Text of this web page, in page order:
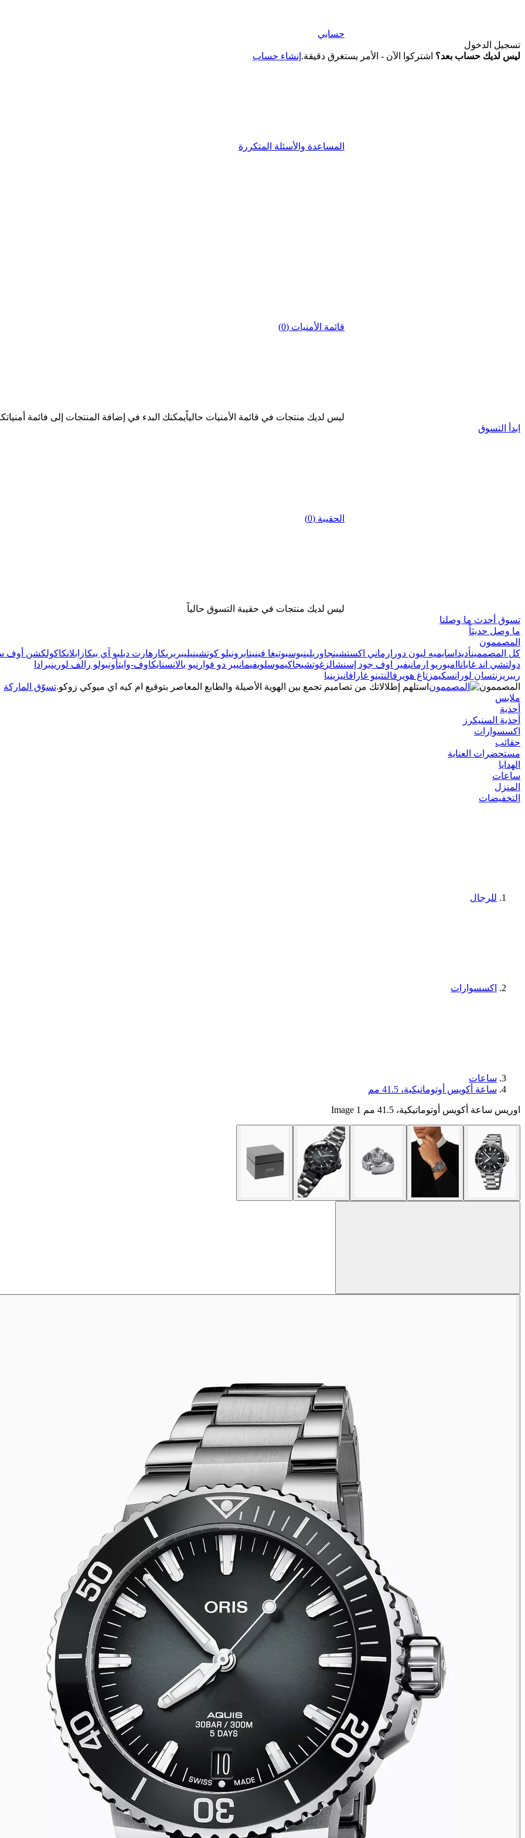
حسابي
تسجيل الدخول
ليس لديك حساب بعد؟ اشتركوا الآن - الأمر يستغرق دقيقة. إنشاء حساب
المساعدة والأسئلة المتكررة
قائمة الأمنيات (0)
ليس لديك منتجات في قائمة الأمنيات حالياًيمكنك البدء في إضافة المنتجات إلى فائمة
ابدأ التسوق
الحقيبة (0)
ليس لديك منتجات في حقيبة التسوق حالياً
تسوق أحدث ما وصلنا
ما وصل حديثاً
المصممون
كل المصممينأديداسايميه ليون دور ارماني اكستشينجاوريلينبوسبوتيغا فينيتابرونيلو كوتشينيليبربريكارهارت دبليو آي بيكازابلانكاكولكشن أوف
دولتشي اند غابانا امبوريو ارمانيفير اوف جود إسنشالز غوتشيجاكيموسلويفيمانيير دو فوار نيو بالانسنايكاوف-وايتأونبولو رالف لورينبرادا
ريبريزنتسان لورانسكيمز تاغ هوير فالنتينو غارافانيزينيا
المصممون
استلهم إطلالاتك من تصاميم تجمع بين الهوية الأصيلة والطابع المعاصر بتوقيع ام كيه اي ميوكي زوكو.تسوّق الماركة
ملابس
أحذية
أحذية السنيكرز
اكسسوارات
حقائب
مستحضرات العناية
الهدايا
ساعات
المنزل
التخفيضات
للرجال
اكسسوارات
ساعات
ساعة أكويس أوتوماتيكية، ‏41.5 مم
اوريس ساعة أكويس أوتوماتيكية، ‏41.5 مم Image 1